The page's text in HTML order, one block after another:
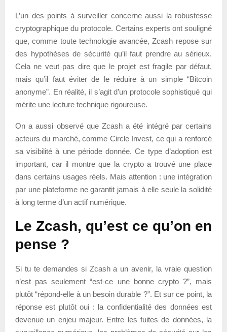
L’un des points à surveiller concerne aussi la robustesse
cryptographique du protocole. Certains experts ont souligné
que, comme toute technologie avancée, Zcash repose sur
des hypothèses de sécurité qu’il faut prendre au sérieux.
Cela ne veut pas dire que le projet est fragile par défaut,
mais qu’il faut éviter de le réduire à un simple “Bitcoin
anonyme”. En réalité, il s’agit d’un protocole sophistiqué qui
mérite une lecture technique rigoureuse.
On a aussi observé que Zcash a été intégré par certains
acteurs du marché, comme Circle Invest, ce qui a renforcé
sa visibilité à une période donnée. Ce type d’adoption est
important, car il montre que la crypto a trouvé une place
dans certains usages réels. Mais attention : une intégration
par une plateforme ne garantit jamais à elle seule la solidité
à long terme d’un actif numérique.
Le Zcash, qu’est ce qu’on en
pense ?
Si tu te demandes si Zcash a un avenir, la vraie question
n’est pas seulement “est-ce une bonne crypto ?”, mais
plutôt “répond-elle à un besoin durable ?”. Et sur ce point, la
réponse est plutôt oui : la confidentialité des données est
devenue un enjeu majeur. Entre les fuites de données, la